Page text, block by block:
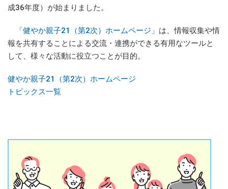
成36年度）が始まりました。
「健やか親子21（第2次）ホームページ」 は、情報収集や情
報を共有することによる交流・連携ができる有用なツールと
して、様々な活動に役立つことが目的。
健やか親子21（第2次）ホームページ
トピックス一覧